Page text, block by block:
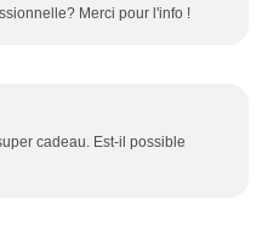
Merci pour l'info !
cadeau. Est-il possible